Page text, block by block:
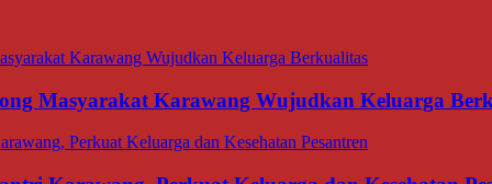
Masyarakat Karawang Wujudkan Keluarga